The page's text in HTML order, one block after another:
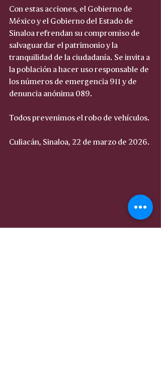
Con estas acciones, el Gobierno de
México y el Gobierno del Estado de
Sinaloa refrendan su compromiso de
salvaguardar el patrimonio y la
tranquilidad de la ciudadanía. Se invita a
la población a hacer uso responsable de
los números de emergencia 911 y de
denuncia anónima 089.
Todos prevenimos el robo de vehículos.
Culiacán, Sinaloa, 22 de marzo de 2026.